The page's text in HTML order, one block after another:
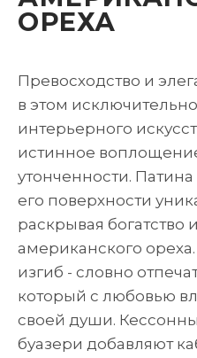
ОРЕХА
Превосходство и
в этом
интерьерного
истинное
утонченности.
его поверхности
раскрывая богатство
американского
изгиб - словно
который с любовью
своей души.
буазери добавляют